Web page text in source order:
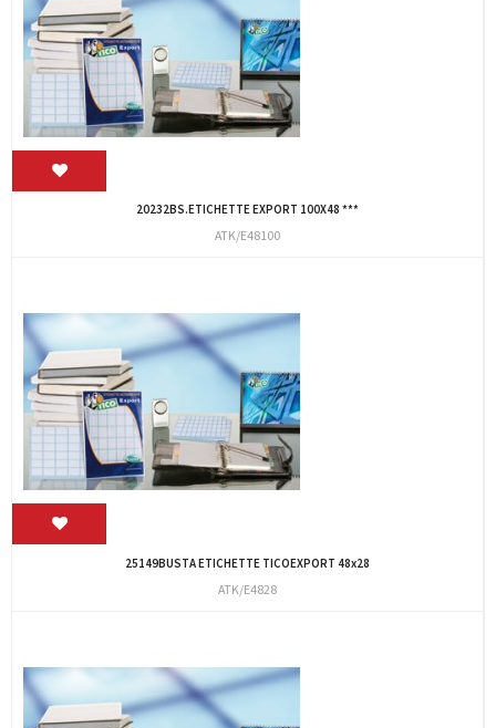
20232BS.ETICHETTE EXPORT 100X48 ***
ATK/E48100
25149BUSTA ETICHETTE TICOEXPORT 48x28
ATK/E4828